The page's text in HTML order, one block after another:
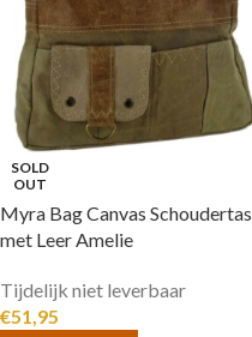
SOLD
OUT
Myra Bag Canvas Schoudertas
met Leer Amelie
Tijdelijk niet leverbaar
€51,95